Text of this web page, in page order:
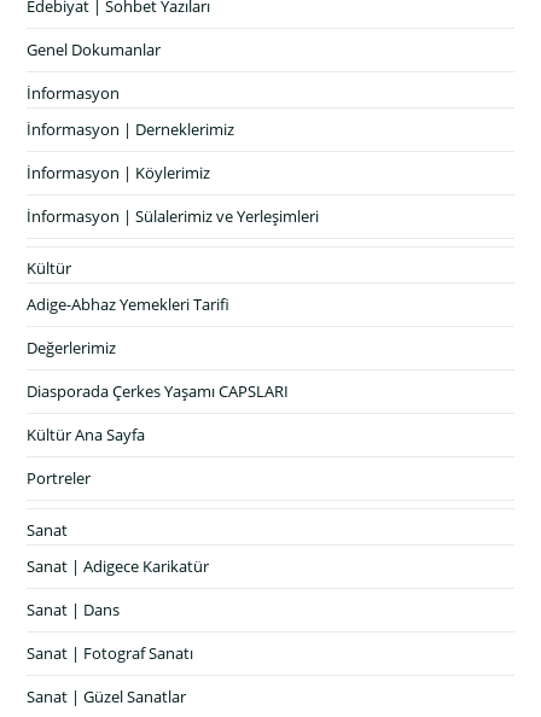
Edebiyat | Sohbet Yazıları
Genel Dokumanlar
İnformasyon
İnformasyon | Derneklerimiz
İnformasyon | Köylerimiz
İnformasyon | Sülalerimiz ve Yerleşimleri
Kültür
Adige-Abhaz Yemekleri Tarifi
Değerlerimiz
Diasporada Çerkes Yaşamı CAPSLARI
Kültür Ana Sayfa
Portreler
Sanat
Sanat | Adigece Karikatür
Sanat | Dans
Sanat | Fotograf Sanatı
Sanat | Güzel Sanatlar